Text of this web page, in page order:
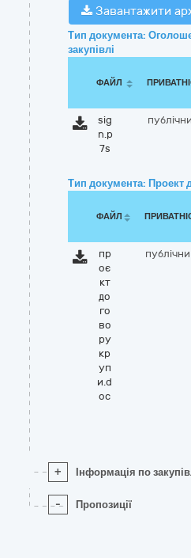
Завантажити
Тип документа:
закупівлі
ФАЙЛ
sig
n.p
7s
Тип документа: Проект
ФАЙЛ
пр
оє
кт
до
го
во
ру
кр
уп
и.d
oc
+ Інформація по
- Пропозиції